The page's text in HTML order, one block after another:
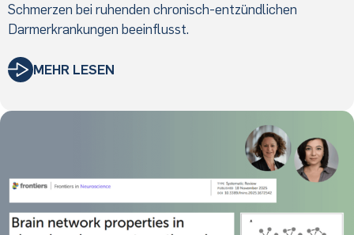
Schmerzen bei ruhenden chronisch-entzündlichen
Darmerkrankungen beeinflusst.
MEHR LESEN